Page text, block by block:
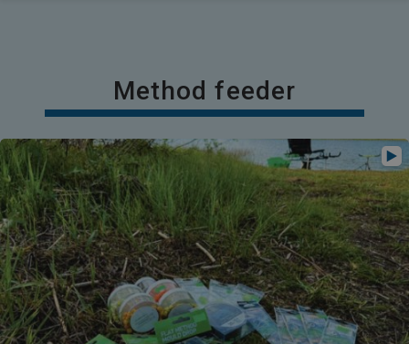
Method feeder